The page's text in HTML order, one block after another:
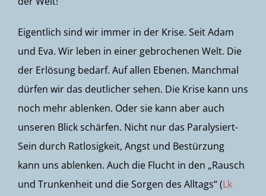
Eigentlich sind wir immer in der Krise. Seit Adam
und Eva. Wir leben in einer gebrochenen Welt. Die
der Erlösung bedarf. Auf allen Ebenen. Manchmal
dürfen wir das deutlicher sehen. Die Krise kann uns
noch mehr ablenken. Oder sie kann aber auch
unseren Blick schärfen. Nicht nur das Paralysiert-
Sein durch Ratlosigkeit, Angst und Bestürzung
kann uns ablenken. Auch die Flucht in den „Rausch
und Trunkenheit und die Sorgen des Alltags“ (Lk